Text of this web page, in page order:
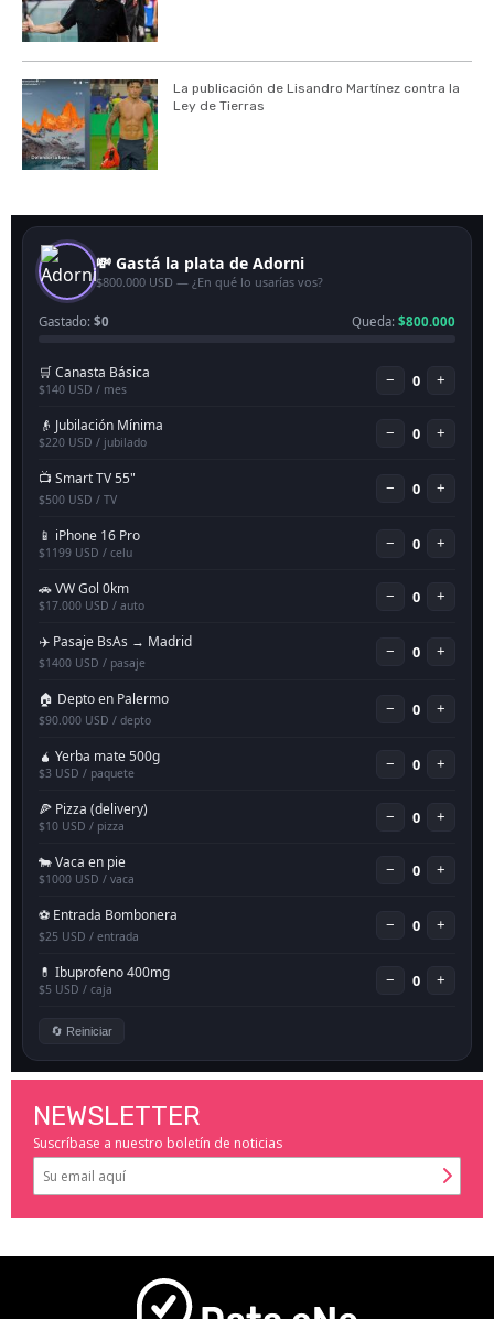
La publicación de Lisandro Martínez contra la
Ley de Tierras
NEWSLETTER
Suscríbase a nuestro boletín de noticias